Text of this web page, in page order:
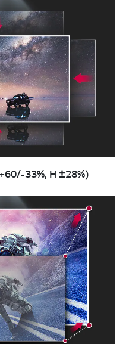
33%, H ±28%)